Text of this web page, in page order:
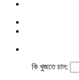
কি খুজতে চান: